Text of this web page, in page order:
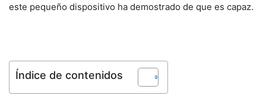
este pequeño dispositivo ha demostrado de que es capaz.
Índice de contenidos